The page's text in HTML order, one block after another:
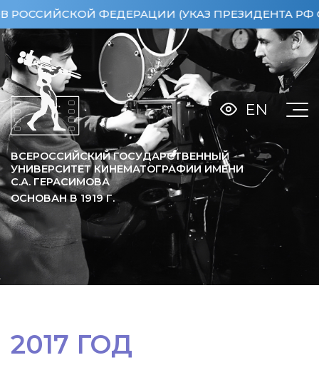
ФЕДЕРАЦИИ (УКАЗ ПРЕЗИДЕНТА РФ ОТ
ВСЕРОССИЙСКИЙ ГОСУДАРСТВЕННЫЙ
УНИВЕРСИТЕТ КИНЕМАТОГРАФИИ ИМЕНИ
С.А. ГЕРАСИМОВА
ОСНОВАН В 1919Г.
EN
2017 ГОД